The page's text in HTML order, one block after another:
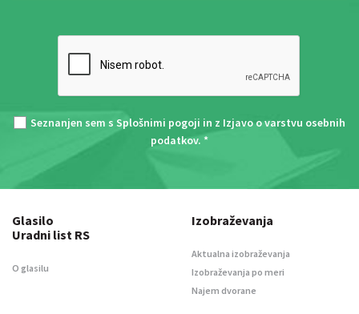
Seznanjen sem s Splošnimi pogoji in z Izjavo o varstvu osebnih
podatkov. *
Glasilo
Uradni list RS
O glasilu
Izobraževanja
Aktualna izobraževanja
Izobraževanja po meri
Najem dvorane